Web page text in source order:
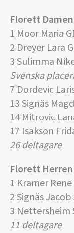
Florett
1 Moor Maria
2 Dreyer Lara
3 Sulimma
Svenska
7 Dordevic
13 Signäs
14 Mitrovic
17 Isakson
26 deltagare
Florett Herren
1 Kramer Rene
2 Signäs Jacob
3 Nettersheim
11 deltagare